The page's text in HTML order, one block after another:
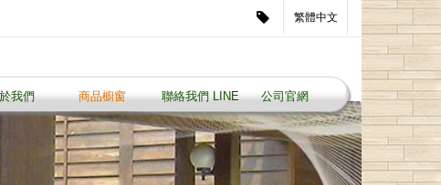
繁體中文
我們 商品櫥窗 聯絡我們 LINE ID: 0229921855
公司官網